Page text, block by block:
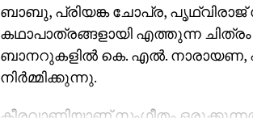
ബാബു, പ്രിയങ്ക ചോപ്ര,
കഥാപാത്രങ്ങളായി എത്തുന്ന
ബാനറുകളില്‍ കെ. എല്‍.
നിര്‍മ്മിക്കുന്നു.